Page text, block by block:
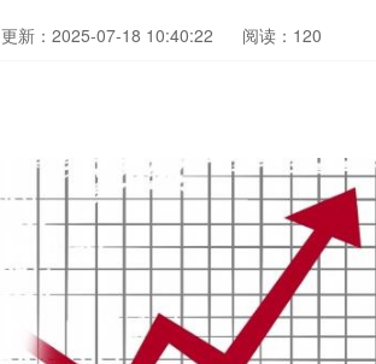
更新：2025-07-18 10:40:22 阅读：120